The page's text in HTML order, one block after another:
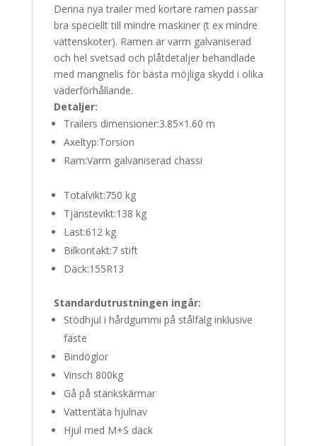
Denna nya trailer med kortare ramen passar
bra speciellt till mindre maskiner (t ex mindre
vattenskoter). Ramen är varm galvaniserad
och hel svetsad och plåtdetaljer behandlade
med mangnelis för bästa möjliga skydd i olika
väderförhållande.
Detaljer:
Trailers dimensioner:3.85×1.60 m
Axeltyp:Torsion
Ram:Varm galvaniserad chassi
Totalvikt:750 kg
Tjänstevikt:138 kg
Last:612 kg
Bilkontakt:7 stift
Däck:155R13
Standardutrustningen ingår:
Stödhjul i hårdgummi på stålfälg inklusive
fäste
Bindöglor
Vinsch 800kg
Gå på stänkskärmar
Vattentäta hjulnav
Hjul med M+S däck